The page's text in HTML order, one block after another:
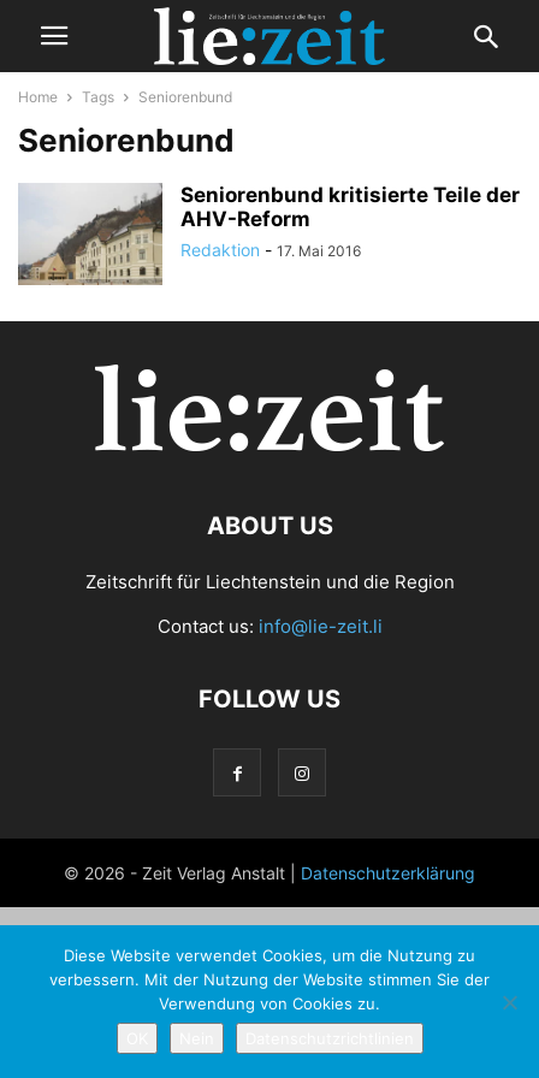
Home Tags Seniorenbund
Seniorenbund
Seniorenbund kritisierte Teile der
AHV-Reform
Redaktion - 17. Mai 2016
ABOUT US
Zeitschrift für Liechtenstein und die Region
Contact us: info@lie-zeit.li
FOLLOW US
© 2026 - Zeit Verlag Anstalt | Datenschutzerklärung
Diese Website verwendet Cookies, um die Nutzung zu
verbessern. Mit der Nutzung der Website stimmen Sie der
Verwendung von Cookies zu.